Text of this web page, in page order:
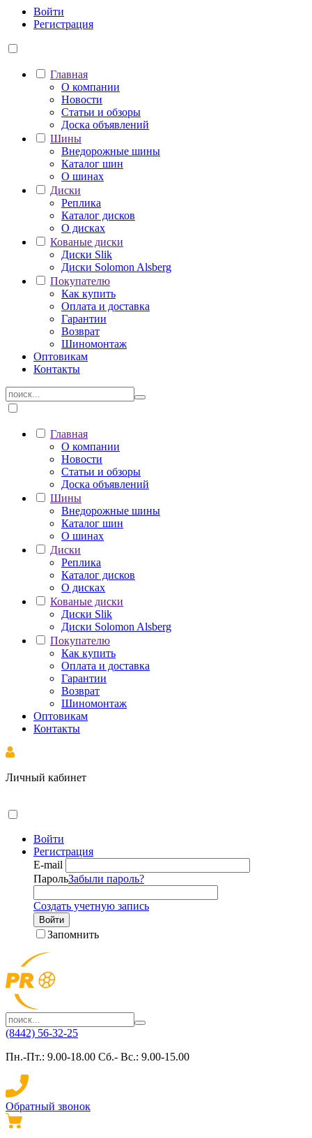
Войти
Регистрация
Главная
О компании
Новости
Статьи и обзоры
Доска объявлений
Шины
Внедорожные шины
Каталог шин
О шинах
Диски
Реплика
Каталог дисков
О дисках
Кованые диски
Диски Slik
Диски Solomon Alsberg
Покупателю
Как купить
Оплата и доставка
Гарантии
Возврат
Шиномонтаж
Оптовикам
Контакты
Главная
О компании
Новости
Статьи и обзоры
Доска объявлений
Шины
Внедорожные шины
Каталог шин
О шинах
Диски
Реплика
Каталог дисков
О дисках
Кованые диски
Диски Slik
Диски Solomon Alsberg
Покупателю
Как купить
Оплата и доставка
Гарантии
Возврат
Шиномонтаж
Оптовикам
Контакты
Личный кабинет
Войти
Регистрация
E-mail
ПарольЗабыли пароль?
Создать учетную запись
Войти
Запомнить
(8442) 56-32-25
Пн.-Пт.: 9.00-18.00 Сб.- Вс.: 9.00-15.00
Обратный звонок